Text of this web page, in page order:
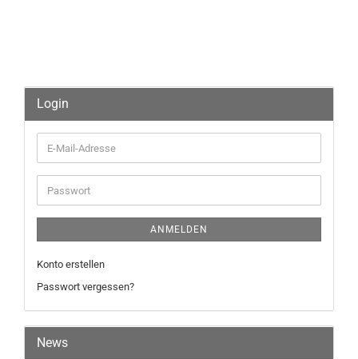
Login
E-
Mail-
Adresse
Passwort
ANMELDEN
Konto erstellen
Passwort vergessen?
News